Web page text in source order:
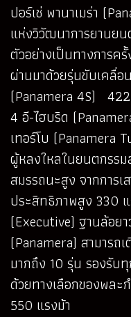
ปอร์เช่ พานาเมร่า
แห่งวิวัฒนาการยานย
ตัวอย่างเป็นทางการค
ผ่านมาด้วยรุ่นขับเคลื่อ
(Panamera 4S) 422
4 อี-ไฮบริด
เทอร์โบ (Panamera
ผู้หลงใหลในยนตกรร
สมรรถนะสูง จากการ
ประสิทธิภาพสูง 330
(Executive) ฐานล้อย
(Panamera) สามารถ
มากถึง 10 รุ่น รองรับ
ด้วยทางเลือกของพล
550 แรงม้า